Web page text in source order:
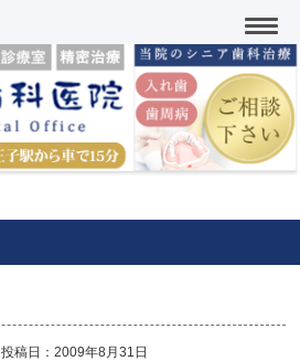
投稿日：2009年8月31日